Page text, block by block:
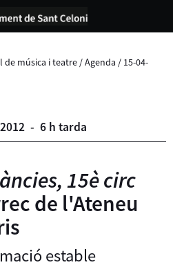
de música i teatre /Agenda / 15-04-
2012 - 6 h tarda
15è circ
de l'Ateneu
estable